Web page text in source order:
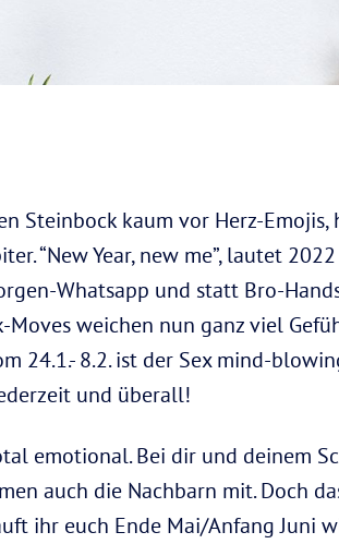
Steinbock kaum vor Herz-Emojis,
“New Year, new me”, lautet
Whatsapp und statt Bro-
weichen nun ganz viel
24.1.- 8.2. ist der Sex mind-
und überall!
emotional. Bei dir und deinem
auch die Nachbarn mit. Doch
ihr euch Ende Mai/Anfang Juni